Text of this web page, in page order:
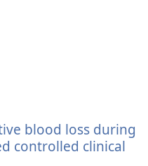
blood loss during
controlled clinical